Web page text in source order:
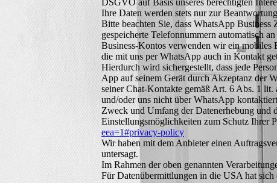
DSGVO auf Basis unseres berechtigten
Ihre Daten werden stets nur zur
Bitte beachten Sie, dass WhatsApp
gespeicherte Telefonnummern automatisch
Business-Kontos verwenden wir ein mobiles
die mit uns per WhatsApp auch in Kontakt
Hierdurch wird sichergestellt, dass jede
App auf seinem Gerät durch Akzeptanz der
seiner Chat-Kontakte gemäß Art. 6 Abs. 1
und/oder uns nicht über WhatsApp
Zweck und Umfang der Datenerhebung und
Einstellungsmöglichkeiten zum Schutz Ihrer
eea=1#privacy-policy
Wir haben mit dem Anbieter einen
untersagt.
Im Rahmen der oben genannten
Für Datenübermittlungen in die USA hat